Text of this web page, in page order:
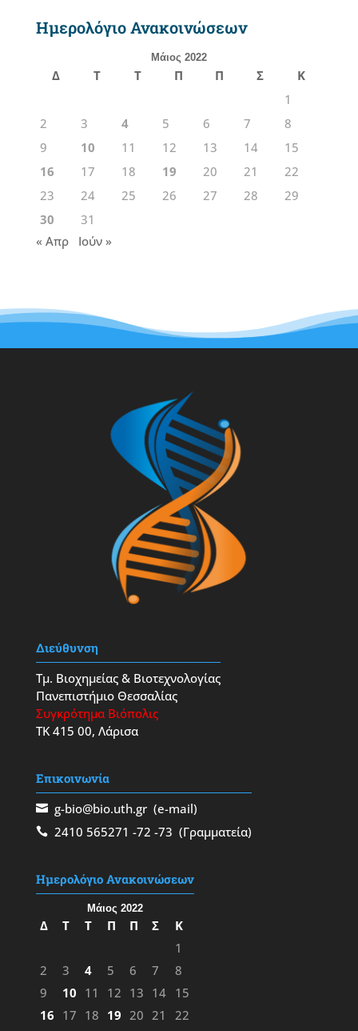
Ημερολόγιο Ανακοινώσεων
Μάιος 2022
Δ Τ Τ Π Π Σ
Κ
1
2
3 4 5 6 7
8
9
10 11 12 13 14
15
16
17 18 19 20 21
22
23
24 25 26 27 28
29
30
31
« Απρ
Ιούν »
Διεύθυνση
Τμ. Βιοχημείας & Βιοτεχνολογίας
Πανεπιστήμιο Θεσσαλίας
Συγκρότημα Βιόπολις
ΤΚ 415 00, Λάρισα
Επικοινωνία
g-bio@bio.uth.gr(e-mail)
2410 565271 -72 -73 (Γραμματεία)
Ημερολόγιο Ανακοινώσεων
Μάιος 2022
Δ Τ Τ Π Π Σ
Κ
1
2
3 4 5 6 7
8
9
10 11 12 13 14
15
16 17 18 19 20 21
22